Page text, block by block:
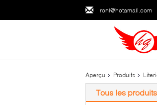
roni@hotamail.com
Aperçu Produits
Tous les produits